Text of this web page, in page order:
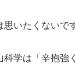
思いたくないで
科学は「辛抱強